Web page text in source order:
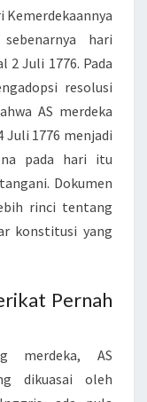
Kemerdekaannya
hari
2 Juli 1776. Pada
resolusi
AS merdeka
1776 menjadi
pada hari itu
Dokumen
rinci tentang
konstitusi yang
Pernah
merdeka, AS
dikuasai oleh